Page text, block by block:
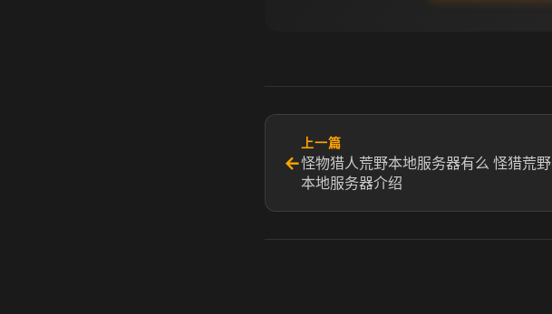
←
上一篇
怪物猎人荒野本地服务器有么 怪猎荒野
本地服务器介绍